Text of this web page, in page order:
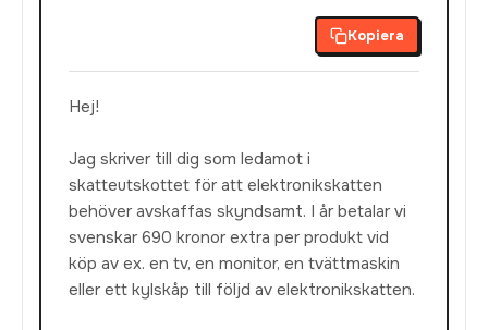
Kopiera
Hej!
Jag skriver till dig som ledamot i
skatteutskottet för att elektronikskatten
behöver avskaffas skyndsamt. I år betalar vi
svenskar 690 kronor extra per produkt vid
köp av ex. en tv, en monitor, en tvättmaskin
eller ett kylskåp till följd av elektronikskatten.